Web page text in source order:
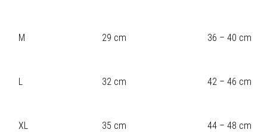
M 29 cm 36 – 40 cm
L 32 cm 42 – 46 cm
XL 35 cm 44 – 48 cm